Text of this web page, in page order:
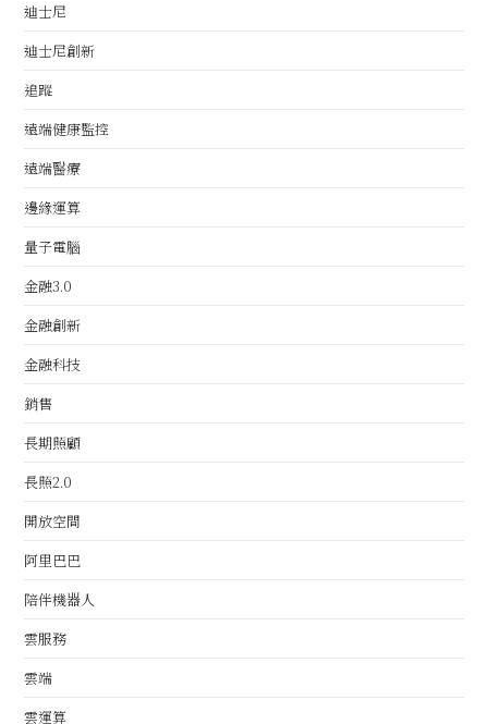
迪士尼
迪士尼創新
追蹤
遠端健康監控
遠端醫療
邊緣運算
量子電腦
金融3.0
金融創新
金融科技
銷售
長期照顧
長照2.0
開放空間
阿里巴巴
陪伴機器人
雲服務
雲端
雲運算